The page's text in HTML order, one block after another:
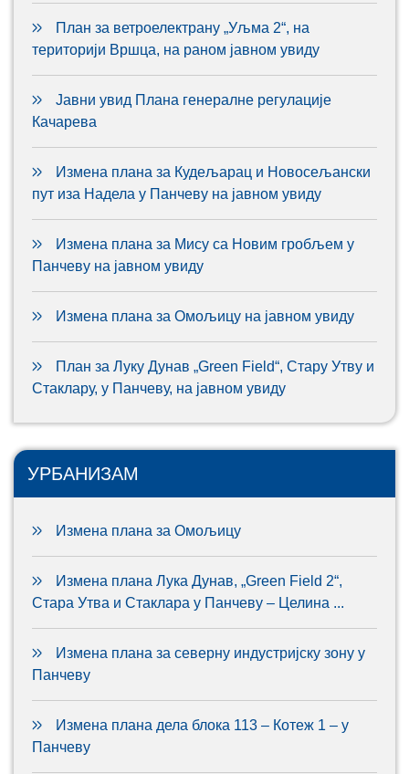
План за ветроелектрану „Уљма 2“, на
територији Вршца, на раном јавном увиду
Јавни увид Плана генералне регулације
Качарева
Измена плана за Кудељарац и Новосељански
пут иза Надела у Панчеву на јавном увиду
Измена плана за Мису са Новим гробљем у
Панчеву на јавном увиду
Измена плана за Омољицу на јавном увиду
План за Луку Дунав „Green Field“, Стару Утву и
Стаклару, у Панчеву, на јавном увиду
УРБАНИЗАМ
Измена плана за Омољицу
Измена плана Лука Дунав, „Green Field 2“,
Стара Утва и Стаклара у Панчеву – Целина ...
Измена плана за северну индустријску зону у
Панчеву
Измена плана дела блока 113 – Котеж 1 – у
Панчеву